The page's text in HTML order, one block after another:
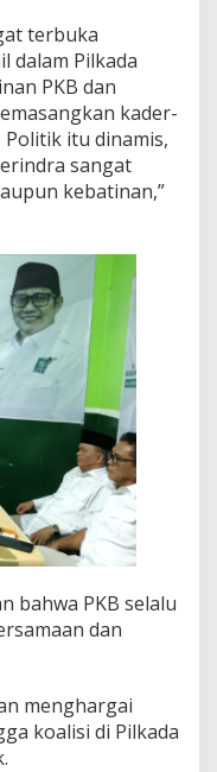
terbuka
dalam Pilkada
PKB dan
kader-
itu dinamis,
sangat
kebatinan,”
bahwa PKB selalu
dan
menghargai
koalisi di Pilkada